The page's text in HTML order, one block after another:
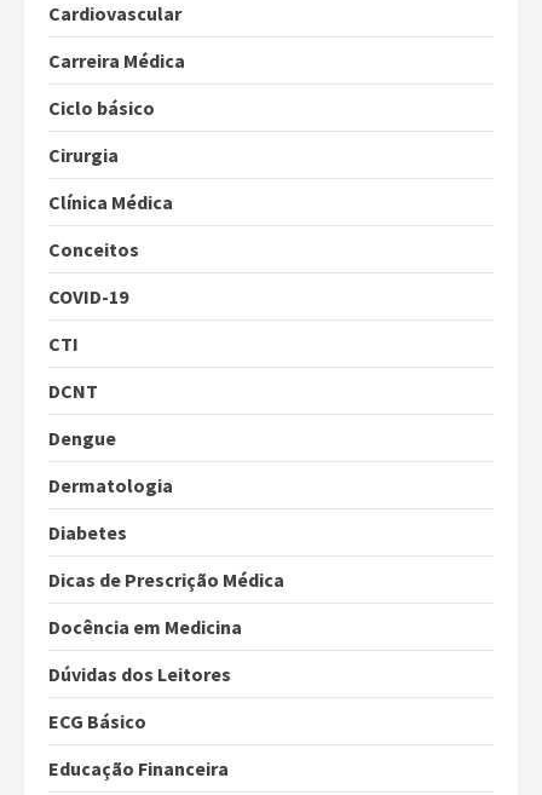
Cardiovascular
Carreira Médica
Ciclo básico
Cirurgia
Clínica Médica
Conceitos
COVID-19
CTI
DCNT
Dengue
Dermatologia
Diabetes
Dicas de Prescrição Médica
Docência em Medicina
Dúvidas dos Leitores
ECG Básico
Educação Financeira